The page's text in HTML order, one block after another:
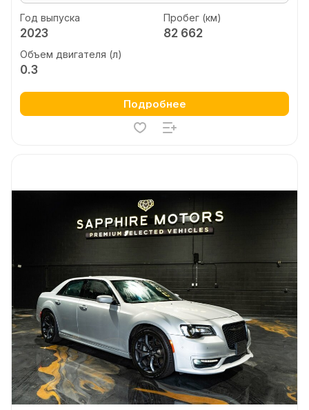
Год выпуска
2023
Пробег (км)
82 662
Объем двигателя (л)
0.3
Подробнее